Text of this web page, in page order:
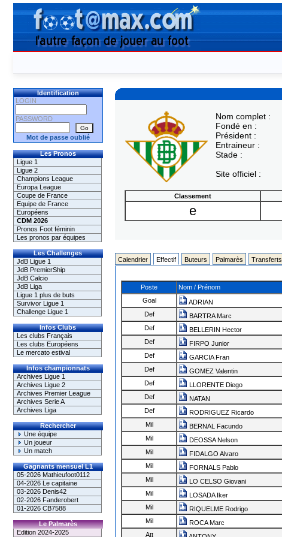
Identification
LOGIN
PASSWORD
Mot de passe oublié
Les Pronos
Ligue 1
Ligue 2
Champions League
Europa League
Coupe de France
Equipe de France
Européens
CDM 2026
Pronos Foot féminin
Les pronos par équipes
Les Challenges
JdB Ligue 1
JdB PremierShip
JdB Calcio
JdB Liga
Ligue 1 plus de buts
Survivor Ligue 1
Challenge Ligue 1
Infos Clubs
Les clubs Français
Les clubs Européens
Le mercato estival
Infos championnats
Archives Ligue 1
Archives Ligue 2
Archives Premier League
Archives Serie A
Archives Liga
Rechercher
Une équipe
Un joueur
Un match
Gagnants mensuel L1
05-2026 Mathieufoot0112
04-2026 Le capitaine
03-2026 Denis42
02-2026 Fanderobert
01-2026 CB7588
Le Palmarès
Edition 2024-2025
Nom complet :
Fondé en :
Président :
Entraineur :
Stade :
Site officiel :
Classement
e
Calendrier Effectif Buteurs Palmarès Transferts
Poste Nom / Prénom
Goal
ADRIAN
Def
BARTRA Marc
Def
BELLERIN Hector
Def
FIRPO Junior
Def
GARCIA Fran
Def
GOMEZ Valentin
Def
LLORENTE Diego
Def
NATAN
Def
RODRIGUEZ Ricardo
Mil
BERNAL Facundo
Mil
DEOSSA Nelson
Mil
FIDALGO Alvaro
Mil
FORNALS Pablo
Mil
LO CELSO Giovani
Mil
LOSADA Iker
Mil
RIQUELME Rodrigo
Mil
ROCA Marc
Att